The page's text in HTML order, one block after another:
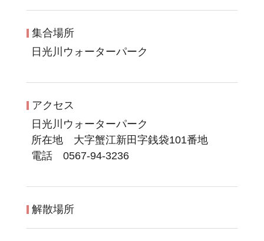
集合場所
日光川ウォーターパーク
アクセス
日光川ウォーターパーク
所在地 大字蟹江新田字銭袋101番地
電話 0567-94-3236
解散場所